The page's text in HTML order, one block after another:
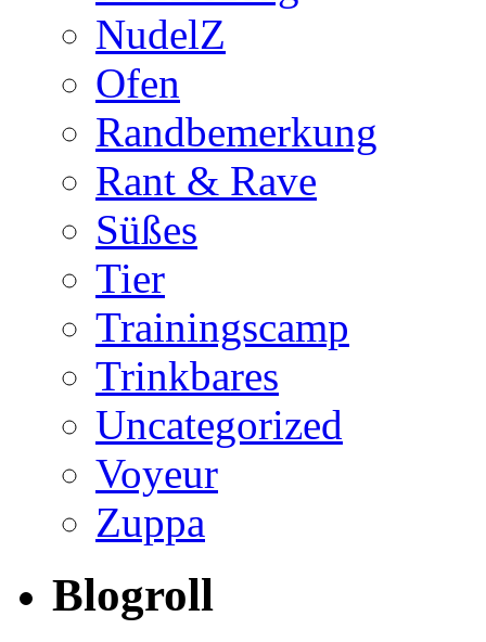
NudelZ
Ofen
Randbemerkung
Rant & Rave
Süßes
Tier
Trainingscamp
Trinkbares
Uncategorized
Voyeur
Zuppa
Blogroll